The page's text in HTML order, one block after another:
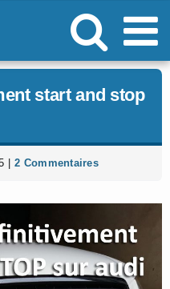
start and stop
2 Commentaires